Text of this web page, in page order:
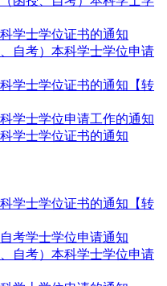
学士学位证书的通知
自考）本科学士学位申请
学士学位证书的通知【转
学士学位申请工作的通知
学士学位证书的通知
学士学位证书的通知【转
考学士学位申请通知
自考）本科学士学位申请